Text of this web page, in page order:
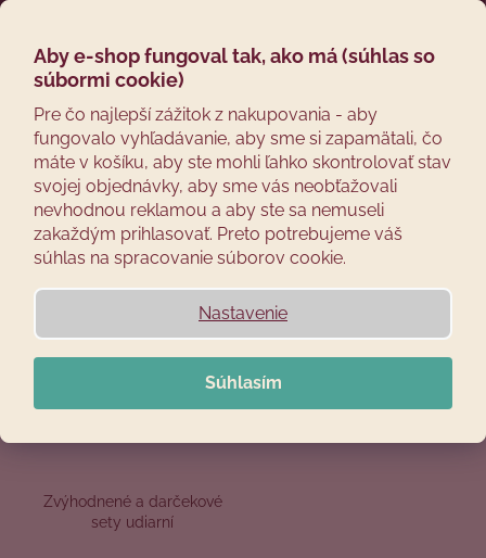
Aby e-shop fungoval tak, ako má (súhlas so
súbormi cookie)
Pre čo najlepší zážitok z nakupovania - aby
fungovalo vyhľadávanie, aby sme si zapamätali, čo
máte v košíku, aby ste mohli ľahko skontrolovať stav
svojej objednávky, aby sme vás neobťažovali
nevhodnou reklamou a aby ste sa nemuseli
zakaždým prihlasovať. Preto potrebujeme váš
súhlas na spracovanie súborov cookie.
Nastavenie
Súhlasím
Prejsť
obsah
košík
Udiarne na mäso a
klobásy
Smokemeister® Elektrické udiarne
Zvýhodnené a darčekové
sety udiarní
Späť
Č
o
p
o
e
u
e